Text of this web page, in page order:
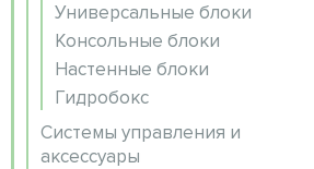
Универсальные блоки
Консольные блоки
Настенные блоки
Гидробокс
Системы управления и
аксессуары